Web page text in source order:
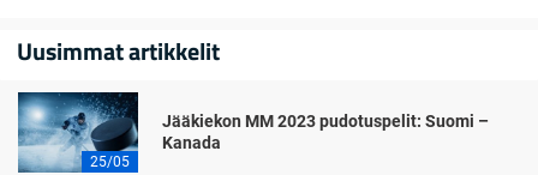
Uusimmat artikkelit
25/05
Jääkiekon MM 2023 pudotuspelit: Suomi –
Kanada